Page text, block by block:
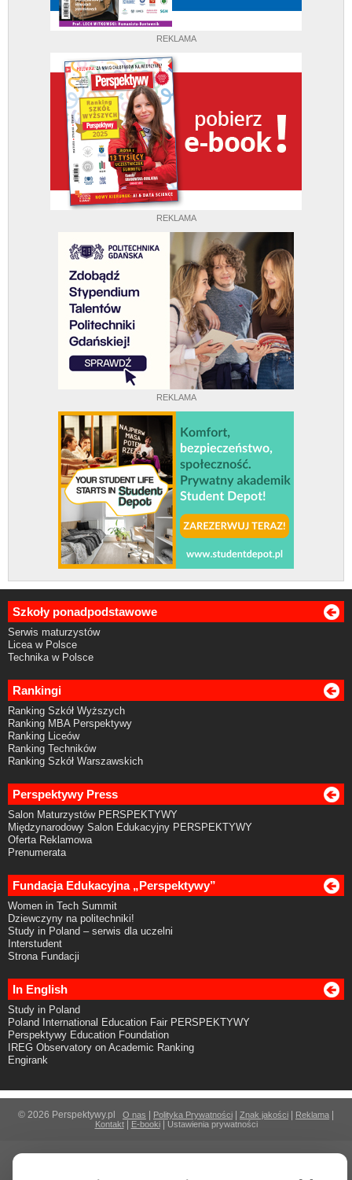
REKLAMA
REKLAMA
REKLAMA
Szkoły ponadpodstawowe
Serwis maturzystów
Licea w Polsce
Technika w Polsce
Rankingi
Ranking Szkół Wyższych
Ranking MBA Perspektywy
Ranking Liceów
Ranking Techników
Ranking Szkół Warszawskich
Perspektywy Press
Salon Maturzystów PERSPEKTYWY
Międzynarodowy Salon Edukacyjny PERSPEKTYWY
Oferta Reklamowa
Prenumerata
Fundacja Edukacyjna „Perspektywy”
Women in Tech Summit
Dziewczyny na politechniki!
Study in Poland – serwis dla uczelni
Interstudent
Strona Fundacji
In English
Study in Poland
Poland International Education Fair PERSPEKTYWY
Perspektywy Education Foundation
IREG Observatory on Academic Ranking
Engirank
© 2026 Perspektywy.pl O nas Polityka Prywatności Znak jakości Reklama
Kontakt| E-booki| Ustawienia prywatności